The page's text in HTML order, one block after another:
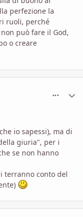
perfezione la
ruoli, perché
può fare il God,
o creare
io sapessi), ma di
giuria", per i
se non hanno
terranno conto del